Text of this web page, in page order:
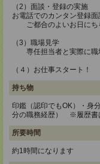
（2）面談・登録の実施
お電話でのカンタン登録
ご都合のよいお日にち
（3）職場見学
専任担当者と実際に職
（４）お仕事スタート！
持ち物
印鑑（認印でもOK）・身
分の職務経歴） ※履歴書
所要時間
約1時間になります